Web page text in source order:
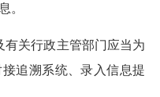
。
有关行政主管部门应当为
追溯系统、录入信息提